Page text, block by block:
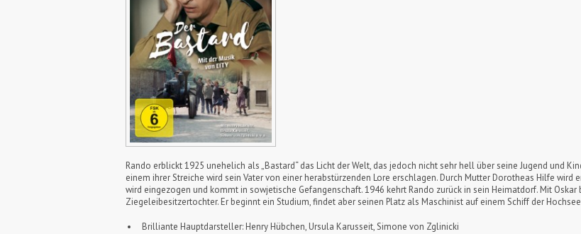
Rando erblickt 1925 unehelich als „Bastard“ das Licht der Welt, das jedoch nicht sehr hell über seine Jugend und
einem ihrer Streiche wird sein Vater von einer herabstürzenden Lore erschlagen. Durch Mutter Dorotheas Hilfe wird
wird eingezogen und kommt in sowjetische Gefangenschaft. 1946 kehrt Rando zurück in sein Heimatdorf. Mit
Ziegeleibesitzertochter. Er beginnt ein Studium, findet aber seinen Platz als Maschinist auf einem Schiff der
Brilliante Hauptdarsteller: Henry Hübchen, Ursula Karusseit, Simone von Zglinicki